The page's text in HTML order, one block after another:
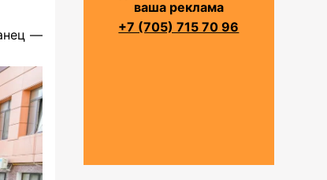
—
ваша реклама
+7 (705) 715 70 96